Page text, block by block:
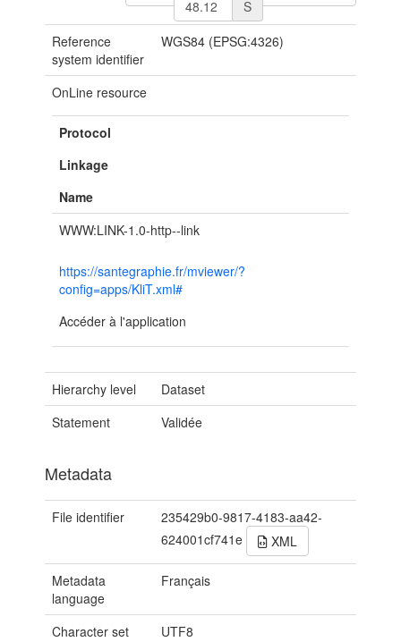
S
Reference
system identifier
WGS84 (EPSG:4326)
OnLine resource
Protocol
Linkage
Name
WWW:LINK-1.0-http--link
https://santegraphie.fr/mviewer/?
config=apps/KliT.xml#
Accéder à l'application
Hierarchy level
Dataset
Statement
Validée
Metadata
File identifier
235429b0-9817-4183-aa42-
624001cf741e
XML
Metadata
language
Français
Character set
UTF8